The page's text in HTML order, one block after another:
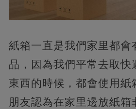
紙箱一直是我們家里都會
品， 因為我們平常去取快
東西的時候，都會使用紙
朋友認為在家里邊放紙箱